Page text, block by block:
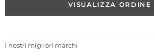
VISUALIZZA ORDINE
I nostri migliori marchi